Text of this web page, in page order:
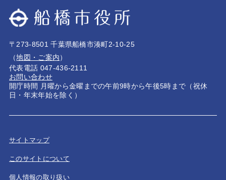
〒273-8501 千葉県船橋市湊町2-10-25
（地図・ご案内）
代表電話 047-436-2111
お問い合わせ
開庁時間 月曜から金曜までの午前9時から午後5時まで（祝休
日・年末年始を除く）
サイトマップ
このサイトについて
個人情報の取り扱い